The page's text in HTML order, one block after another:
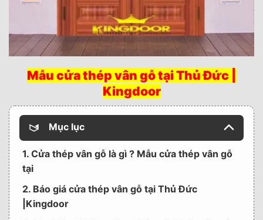
Mẫu cửa thép vân gỗ tại Thủ Đức |
Kingdoor
Mục lục
1. Cửa thép vân gỗ là gì ? Mẫu cửa thép vân gỗ
tại
2. Báo giá cửa thép vân gỗ tại Thủ Đức
|Kingdoor